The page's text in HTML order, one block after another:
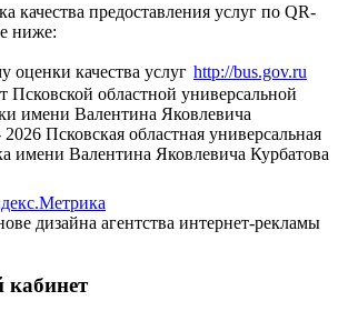
качества предоставления услуг по QR-
ниже:
http://bus.gov.ru
областной универсальной
имени Валентина Яковлевича
2026 Псковская областная универсальная
имени Валентина Яковлевича Курбатова
дизайна агентства интернет-рекламы
кабинет